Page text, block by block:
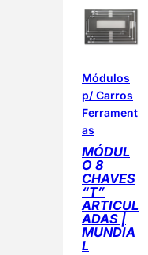
Módulos
p/ Carros
Ferrament
as
MÓDUL
O 8
CHAVES
“T”
ARTICUL
ADAS |
MUNDIA
L